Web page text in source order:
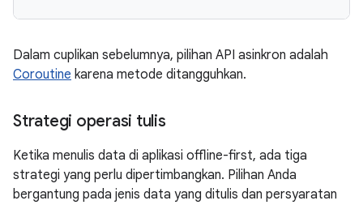
Dalam cuplikan sebelumnya, pilihan API asinkron adalah
Coroutine karena metode ditangguhkan.
Strategi operasi tulis
Ketika menulis data di aplikasi offline-first, ada tiga
strategi yang perlu dipertimbangkan. Pilihan Anda
bergantung pada jenis data yang ditulis dan persyaratan